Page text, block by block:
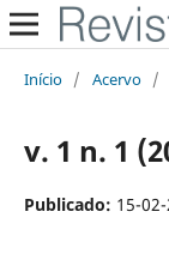
Início / Acervo /
v. 1 n. 1
Publicado: 15-